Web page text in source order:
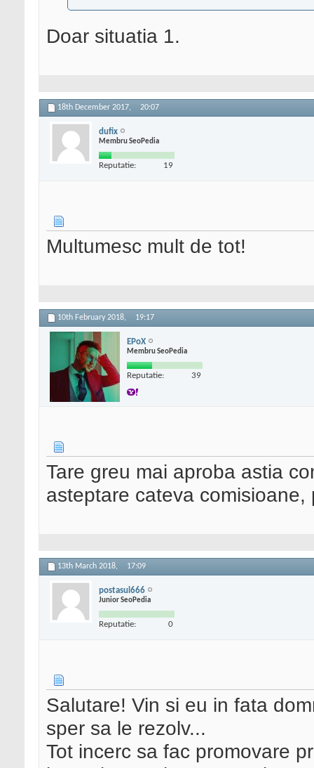
Doar situatia 1.
18th December 2017, 20:07
dufix
Membru SeoPedia
Reputatie: 19
Multumesc mult de tot!
10th February 2018, 19:17
EPoX
Membru SeoPedia
Reputatie: 39
Tare greu mai aproba astia
asteptare cateva
13th March 2018, 17:09
postasul666
Junior SeoPedia
Reputatie: 0
Salutare! Vin si eu in fata
sper sa le rezolv...
Tot incerc sa fac promovare